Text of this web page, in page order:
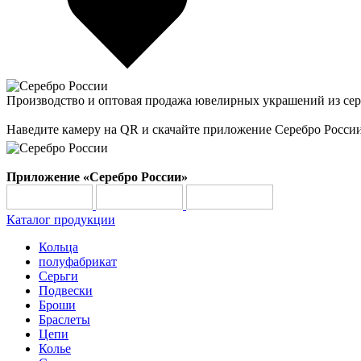
Производство и оптовая продажа ювелирных украшений из
Наведите камеру на QR и скачайте приложение Серебро
Приложение «Серебро России»
Каталог продукции
Кольца
полуфабрикат
Серьги
Подвески
Броши
Браслеты
Цепи
Колье